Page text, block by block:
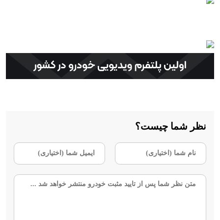
نظر شما چیست؟